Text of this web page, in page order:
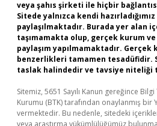
veya şahıs şirketi ile hiçbir
Sitede yalnızca kendi
paylaşılmaktadır. Burada yer alan
taşımamakta olup, gerçek kurum
paylaşım yapılmamaktadır.
benzerlikleri tamamen tesadüfidir.
taslak halindedir ve tavsiye niteliği
Sitemiz, 5651 Sayılı Kanun gereğince
Kurumu (BTK) tarafından onaylanmış bir
vermektedir. Bu nedenle, sitedeki
veya araştırma yükümlülüğümüz